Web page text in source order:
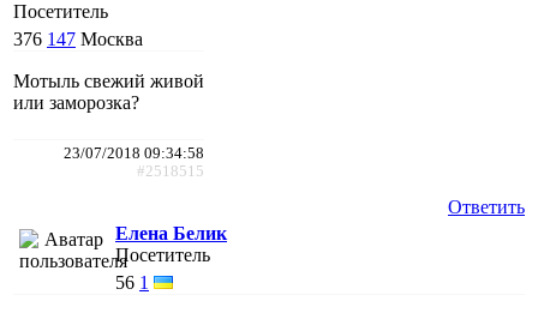
Посетитель
376 147 Москва
Мотыль свежий живой
или заморозка?
23/07/2018 09:34:58
#2518515
Ответить
Елена Белик
Посетитель
56 1